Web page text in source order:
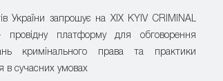
України запрошує на XIX KYIV CRIMINAL
платформу для обговорення
кримінального права та практики
в сучасних умовах